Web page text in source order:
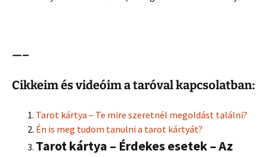
—–
Cikkeim és videóim a taróval kapcsolatban:
Tarot kártya – Te mire szeretnél megoldást találni?
Én is meg tudom tanulni a tarot kártyát?
Tarot kártya – Érdekes esetek – Az